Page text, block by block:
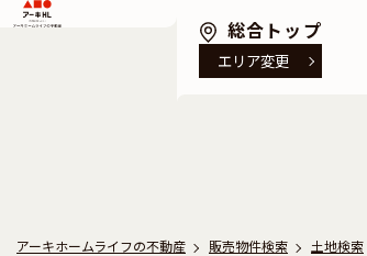
総合トップ
エリア変更
アーキホームライフの不動産 販売物件検索 土地検索